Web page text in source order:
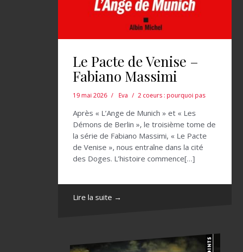
Le Pacte de Venise –
Fabiano Massimi
19 mai 2026 Eva 2 coeurs : pourquoi pas
Après « L’Ange de Munich » et « Les
Démons de Berlin », le troisième tome de
la série de Fabiano Massimi, « Le Pacte
de Venise », nous entraîne dans la cité
des Doges. L’histoire commence[…]
Lire la suite →